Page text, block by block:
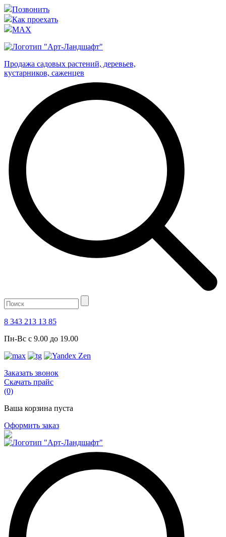
Позвонить
Как проехать
MAX
Продажа садовых растений, деревьев,
кустарников, саженцев
8 343 213 13 85
Пн-Вс с 9.00 до 19.00
Заказать звонок
Скачать прайс
(0)
Ваша корзина пуста
Оформить заказ